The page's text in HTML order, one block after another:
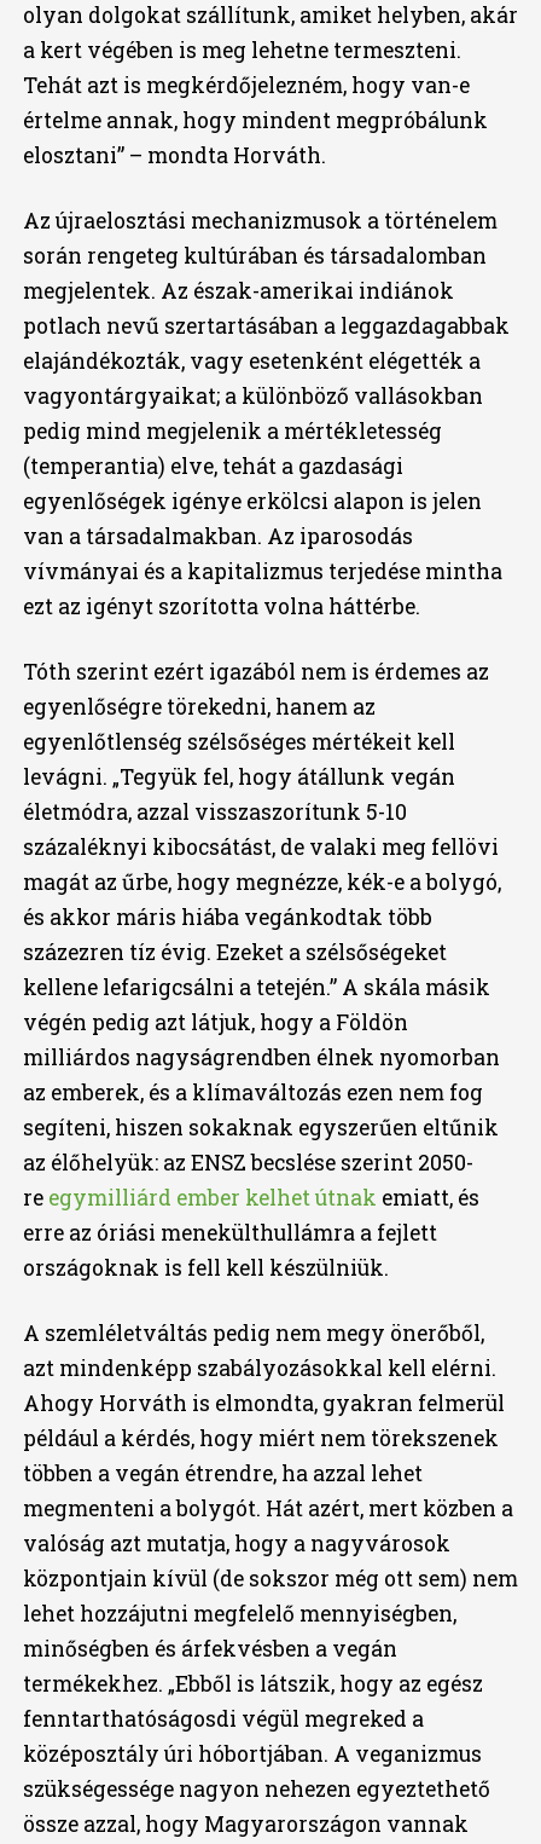
olyan dolgokat szállítunk, amiket helyben, akár
a kert végében is meg lehetne termeszteni.
Tehát azt is megkérdőjelezném, hogy van-e
értelme annak, hogy mindent megpróbálunk
elosztani” – mondta Horváth.
Az újraelosztási mechanizmusok a történelem
során rengeteg kultúrában és társadalomban
megjelentek. Az észak-amerikai indiánok
potlach nevű szertartásában a leggazdagabbak
elajándékozták, vagy esetenként elégették a
vagyontárgyaikat; a különböző vallásokban
pedig mind megjelenik a mértékletesség
(temperantia) elve, tehát a gazdasági
egyenlőségek igénye erkölcsi alapon is jelen
van a társadalmakban. Az iparosodás
vívmányai és a kapitalizmus terjedése mintha
ezt az igényt szorította volna háttérbe.
Tóth szerint ezért igazából nem is érdemes az
egyenlőségre törekedni, hanem az
egyenlőtlenség szélsőséges mértékeit kell
levágni. „Tegyük fel, hogy átállunk vegán
életmódra, azzal visszaszorítunk 5-10
százaléknyi kibocsátást, de valaki meg fellövi
magát az űrbe, hogy megnézze, kék-e a bolygó,
és akkor máris hiába vegánkodtak több
százezren tíz évig. Ezeket a szélsőségeket
kellene lefarigcsálni a tetején.” A skála másik
végén pedig azt látjuk, hogy a Földön
milliárdos nagyságrendben élnek nyomorban
az emberek, és a klímaváltozás ezen nem fog
segíteni, hiszen sokaknak egyszerűen eltűnik
az élőhelyük: az ENSZ becslése szerint 2050-
re egymilliárd ember kelhet útnak emiatt, és
erre az óriási menekülthullámra a fejlett
országoknak is fell kell készülniük.
A szemléletváltás pedig nem megy önerőből,
azt mindenképp szabályozásokkal kell elérni.
Ahogy Horváth is elmondta, gyakran felmerül
például a kérdés, hogy miért nem törekszenek
többen a vegán étrendre, ha azzal lehet
megmenteni a bolygót. Hát azért, mert közben a
valóság azt mutatja, hogy a nagyvárosok
központjain kívül (de sokszor még ott sem) nem
lehet hozzájutni megfelelő mennyiségben,
minőségben és árfekvésben a vegán
termékekhez. „Ebből is látszik, hogy az egész
fenntarthatóságosdi végül megreked a
középosztály úri hóbortjában. A veganizmus
szükségessége nagyon nehezen egyeztethető
össze azzal, hogy Magyarországon vannak